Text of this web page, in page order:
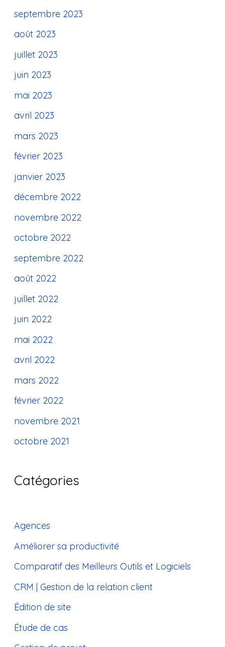
septembre 2023
août 2023
juillet 2023
juin 2023
mai 2023
avril 2023
mars 2023
février 2023
janvier 2023
décembre 2022
novembre 2022
octobre 2022
septembre 2022
août 2022
juillet 2022
juin 2022
mai 2022
avril 2022
mars 2022
février 2022
novembre 2021
octobre 2021
Catégories
Agences
Améliorer sa productivité
Comparatif des Meilleurs Outils et Logiciels
CRM | Gestion de la relation client
Édition de site
Étude de cas